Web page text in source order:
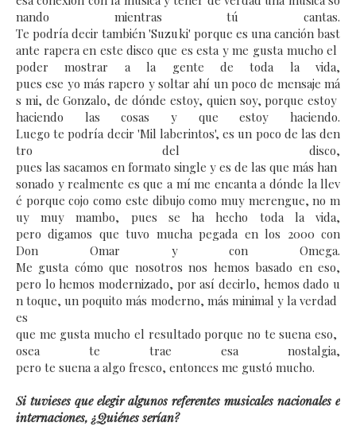
nando mientrastúcantas.
Tepodríadecirtambién 'Suzuki' porque es unacanciónbast
ante raperaen estedisco que esesta yme gusta muchoel
podermostrar ala gente detoda la vida,
pues ese yomásrapero ysoltarahí unpocode mensajemá
s mi, deGonzalo,dedónde estoy, quien soy,porqueestoy
haciendo lascosas y queestoyhaciendo.
Luegotepodría decir 'Mil laberintos', esun poco de lasden
tro del disco,
pues las sacamos en formato single y es de las que más han
sonado yrealmente esque a míme encantaa dónde lallev
é porquecojocomo este dibujocomo muy merengue,nom
uymuymambo, pues sehahecho toda lavida,
pero digamos quetuvo muchapegada enlos 2000 con
Don Omar y con Omega.
Me gusta cómoque nosotrosnos hemosbasado eneso,
pero lohemosmodernizado, porasídecirlo, hemosdadou
ntoque,unpoquitomás moderno, más minimal y laverdad
es
que me gustamucho el resultadoporque no tesuenaeso,
osea te trae esa nostalgia,
pero te suena aalgo fresco, entonces me gustó mucho.
Si tuvieses que elegir algunos referentes musicales nacionales e
internaciones, ¿Quiénes serían?